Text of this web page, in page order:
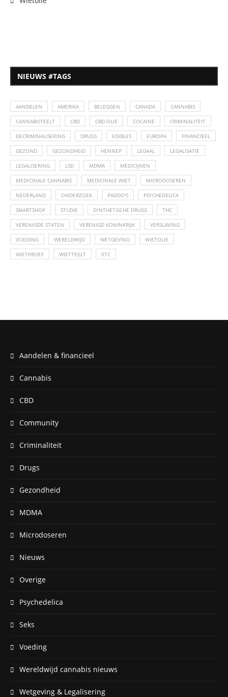
NIEUWS #TAGS
AANDELEN AMERIKA BELEGGEN CANADA CANNABIS
CANNABISTEELT CBD CBD-OLIE COCAINE CRIMINALITEIT
DECRIMINALISERING DRUGS EDIBLES EUROPA FINANCIEEL
GEZOND GEZONDHEID HENNEP LEGAAL LEGALISATIE
LEGALISERING LSD MDMA MEDICIJNEN
MEDICINALE CANNABIS MEDICINALE WIET MICRODOSEREN
NEDERLAND ONDERZOEK PADDO'S PSYCHEDELICA
SMARTSHOP STUDIE SYNTHETISCHE DRUGS THC
VERENIGDE STATEN VERENIGD KONINKRIJK VERSLAVING
VOEDING WERELDWIJD WETGEVING WIETOLIE
WIETPROEF WIETTEELT XTC
Aandelen & financieel
Cannabis
CBD
Community
Criminaliteit
Drugs
Gezondheid
MDMA
Microdoseren
Nieuws
Overige
Psychedelica
Seks
Voeding
Wereldwijd cannabis nieuws
Wetgeving & Legalisering